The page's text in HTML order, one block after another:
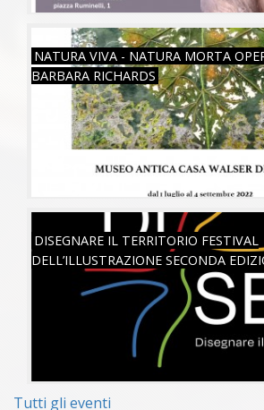
NATURA VIVA - NATURA MORTA
BARBARA RICHARDS
DISEGNARE IL TERRITORIO FESTIVAL
DELL’ILLUSTRAZIONE SECONDA
Tutti gli eventi